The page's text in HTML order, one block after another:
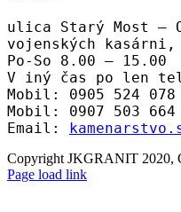
ulica Starý Most –
vojenských kasárni,
Po-So 8.00 – 15.00
V iný čas po len
Mobil: 0905 524 078
Mobil: 0907 503 664
Email:
Copyright JKGRANIT 2020,
Facebook
Twitter
Instagram
Pinterest
Page load link